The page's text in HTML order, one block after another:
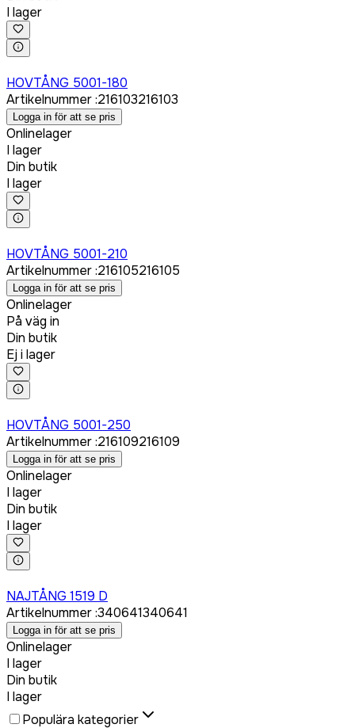
I lager
HOVTÅNG 5001-180
Artikelnummer:216103216103
Logga in för att se pris
Onlinelager
I lager
Din butik
I lager
HOVTÅNG 5001-210
Artikelnummer:216105216105
Logga in för att se pris
Onlinelager
På väg in
Din butik
Ej i lager
HOVTÅNG 5001-250
Artikelnummer:216109216109
Logga in för att se pris
Onlinelager
I lager
Din butik
I lager
NAJTÅNG 1519 D
Artikelnummer:340641340641
Logga in för att se pris
Onlinelager
I lager
Din butik
I lager
Populära kategorier